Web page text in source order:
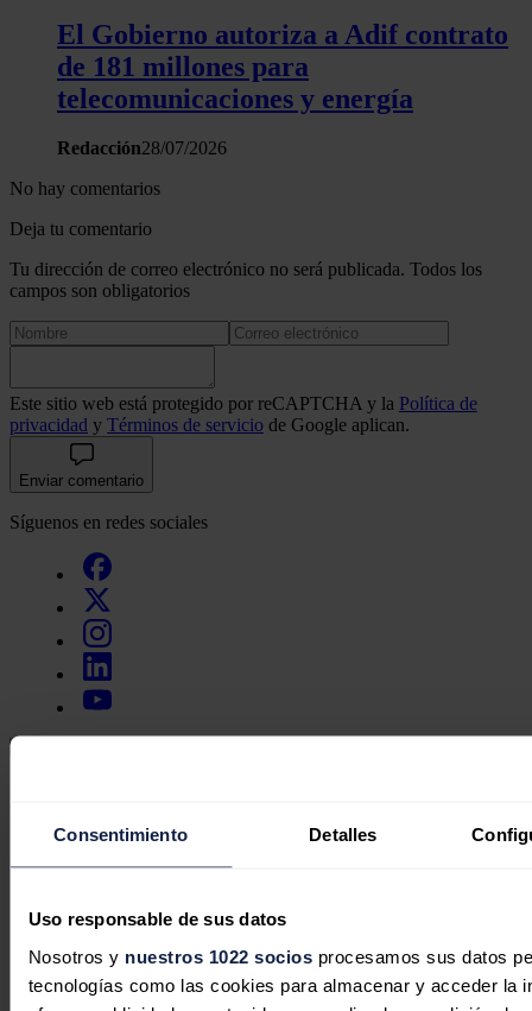
Consentimiento Detalles
Uso responsable de sus datos
Nosotros y nuestros 1022 sociosprocesamos sus datos
tecnologías como las cookies para almacenar y acceder la
El Gobierno autoriza a Adif contrato
de 181 millones para
telecomunicaciones y energía
Redacción28/07/2026
No hay comentarios
Deja tu comentario
Tu dirección de correo electrónico no será publicada. Todos los
campos son obligatorios
Este sitio web está protegido por reCAPTCHA y la Política de
privacidad y Términos de servicio de Google aplican.
Enviar comentario
Síguenos en redes sociales
Política energética
Mercados
Petróleo & Gas
NET ZERO
Movilidad
Almacenamiento